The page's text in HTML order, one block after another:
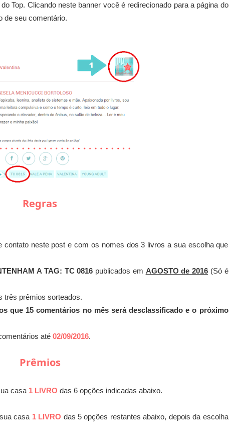
Top. Clicando neste banner você é redirecionado para a página do
de seu comentário.
Regras
contato neste post e com os nomes dos 3 livros a sua escolha que
A TAG: TC 0816 publicados em AGOSTO de 2016 (Só é
três prêmios sorteados.
que 15 comentários no mês será desclassificado e o próximo
até 02/09/2016.
Prêmios
casa 1 LIVRO das 6 opções indicadas abaixo.
casa 1 LIVRO das 5 opções restantes abaixo, depois da escolha